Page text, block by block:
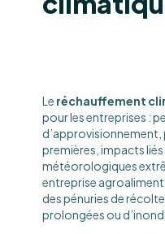
Le réchauffement
pour les entreprises :
d’approvisionnement,
premières, impacts
météorologiques
entreprise
des pénuries de
prolongées ou